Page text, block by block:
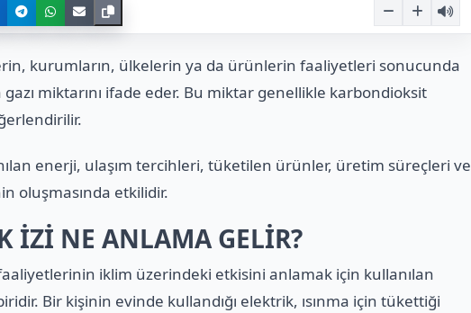
kurumların, ülkelerin ya da ürünlerin faaliyetleri sonucunda
miktarını ifade eder. Bu miktar genellikle karbondioksit
enerji, ulaşım tercihleri, tüketilen ürünler, üretim süreçleri ve
oluşmasında etkilidir.
İZİ NE ANLAMA GELİR?
iklim üzerindeki etkisini anlamak için kullanılan
Bir kişinin evinde kullandığı elektrik, ısınma için tükettiği